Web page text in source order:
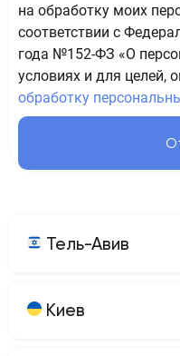
на обработку моих
соответствии с
года №152-ФЗ «О
условиях и для целей,
обработку
Тель-Авив
Киев